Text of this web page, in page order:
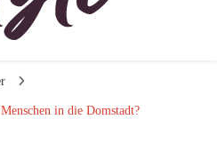
in die Domstadt?